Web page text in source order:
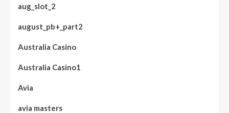
aug_slot_2
august_pb+_part2
Australia Casino
Australia Casino1
Avia
avia masters